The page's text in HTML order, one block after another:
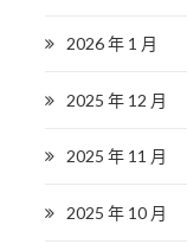
2026 年 1 月
2025 年 12 月
2025 年 11 月
2025 年 10 月